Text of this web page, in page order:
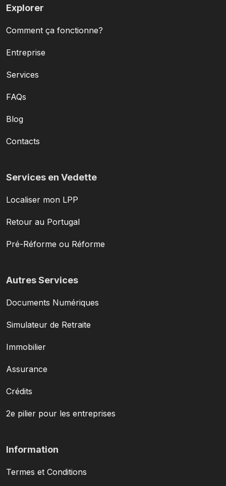
Explorer
Comment ça fonctionne?
Entreprise
Services
FAQs
Blog
Contacts
Services en Vedette
Localiser mon LPP
Retour au Portugal
Pré-Réforme ou Réforme
Autres Services
Documents Numériques
Simulateur de Retraite
Immobilier
Assurance
Crédits
2e pilier pour les entreprises
Information
Termes et Conditions